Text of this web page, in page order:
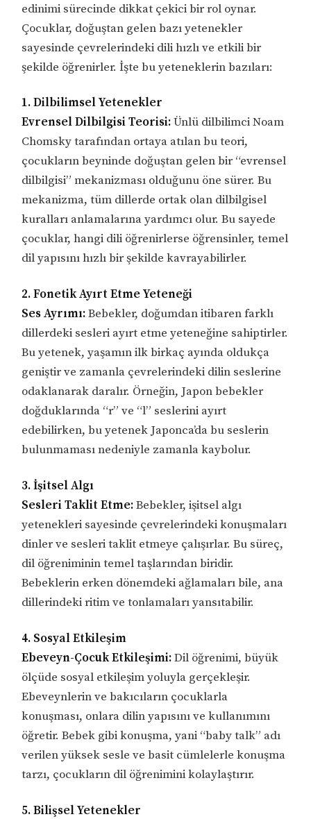
edinimi sürecinde dikkat çekici bir rol oynar.
Çocuklar, doğuştan gelen bazı yetenekler
sayesinde çevrelerindeki dili hızlı ve etkili bir
şekilde öğrenirler. İşte bu yeteneklerin bazıları:
1. Dilbilimsel Yetenekler
Evrensel Dilbilgisi Teorisi:Ünlü dilbilimci Noam
Chomsky tarafından ortaya atılan bu teori,
çocukların beyninde doğuştan gelen bir “evrensel
dilbilgisi” mekanizması olduğunu öne sürer. Bu
mekanizma, tüm dillerde ortak olan dilbilgisel
kuralları anlamalarına yardımcı olur. Bu sayede
çocuklar, hangi dili öğrenirlerse öğrensinler, temel
dil yapısını hızlı bir şekilde kavrayabilirler.
2. Fonetik Ayırt Etme Yeteneği
Ses Ayrımı:Bebekler, doğumdan itibaren farklı
dillerdeki sesleri ayırt etme yeteneğine sahiptirler.
Bu yetenek, yaşamın ilk birkaç ayında oldukça
geniştir ve zamanla çevrelerindeki dilin seslerine
odaklanarak daralır. Örneğin, Japon bebekler
doğduklarında “r” ve “l” seslerini ayırt
edebilirken, bu yetenek Japonca’da bu seslerin
bulunmaması nedeniyle zamanla kaybolur.
3. İşitsel Algı
Sesleri Taklit Etme:Bebekler, işitsel algı
yetenekleri sayesinde çevrelerindeki konuşmaları
dinler ve sesleri taklit etmeye çalışırlar. Bu süreç,
dil öğreniminin temel taşlarından biridir.
Bebeklerin erken dönemdeki ağlamaları bile, ana
dillerindeki ritim ve tonlamaları yansıtabilir.
4. Sosyal Etkileşim
Ebeveyn-Çocuk Etkileşimi:Dil öğrenimi, büyük
ölçüde sosyal etkileşim yoluyla gerçekleşir.
Ebeveynlerin ve bakıcıların çocuklarla
konuşması, onlara dilin yapısını ve kullanımını
öğretir. Bebek gibi konuşma, yani “baby talk” adı
verilen yüksek sesle ve basit cümlelerle konuşma
tarzı, çocukların dil öğrenimini kolaylaştırır.
5. Bilişsel Yetenekler